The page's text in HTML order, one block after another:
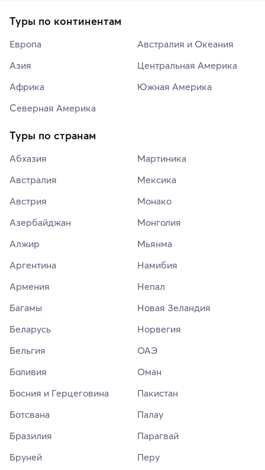
Туры по континентам
Европа
Азия
Африка
Северная Америка
Австралия и Океания
Центральная Америка
Южная Америка
Туры по странам
Абхазия
Австралия
Австрия
Азербайджан
Алжир
Аргентина
Армения
Багамы
Беларусь
Бельгия
Боливия
Босния и Герцеговина
Ботсвана
Бразилия
Бруней
Мартиника
Мексика
Монако
Монголия
Мьянма
Намибия
Непал
Новая Зеландия
Норвегия
ОАЭ
Оман
Пакистан
Палау
Парагвай
Перу